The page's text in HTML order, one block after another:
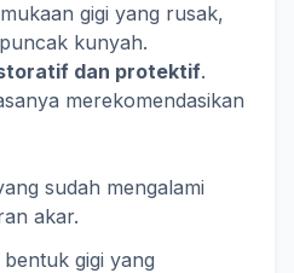
gigi yang rusak,
kunyah.
dan protektif.
merekomendasikan
sudah mengalami
akar.
gigi yang